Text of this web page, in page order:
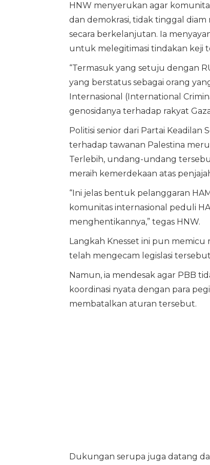
HNW menyerukan agar
dan demokrasi, tidak tinggal diam
secara berkelanjutan. Ia
untuk melegitimasi tindakan keji
“Termasuk yang setuju dengan
yang berstatus sebagai orang
Internasional (International
genosidanya terhadap rakyat
Politisi senior dari Partai Keadilan
terhadap tawanan Palestina
Terlebih, undang-undang
meraih kemerdekaan atas
“Ini jelas bentuk pelanggaran
komunitas internasional peduli
menghentikannya,” tegas HNW.
Langkah Knesset ini pun memicu
telah mengecam legislasi
Namun, ia mendesak agar PBB
koordinasi nyata dengan para
membatalkan aturan tersebut.
Dukungan serupa juga datang